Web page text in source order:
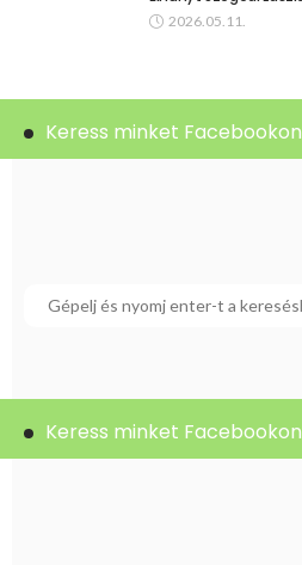
2026.05.11.
Keress minket Facebookon
Keress minket Facebookon